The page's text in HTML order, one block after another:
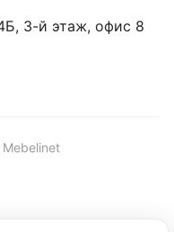
3-й этаж, офис 8